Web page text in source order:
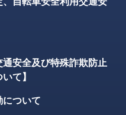
通安全及び特殊詐欺防止
て】
ついて